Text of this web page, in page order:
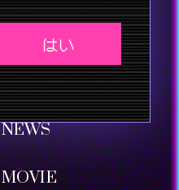
NEWS
MOVIE
はい